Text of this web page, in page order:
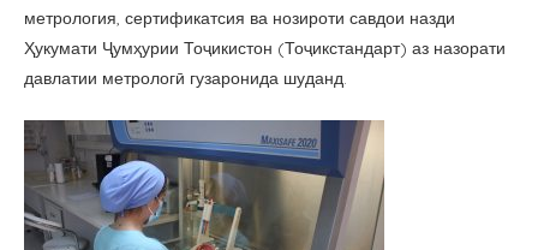
метрология, сертификатсия ва нозироти савдои назди
Ҳукумати Ҷумҳурии Тоҷикистон (Тоҷикстандарт) аз назорати
давлатии метрологӣ гузаронида шуданд.